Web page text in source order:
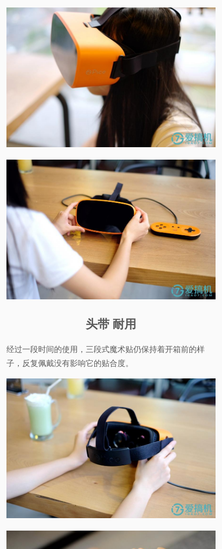
头带 耐用
经过一段时间的使用，三段式魔术贴仍保持着开箱前的样
子，反复佩戴没有影响它的贴合度。